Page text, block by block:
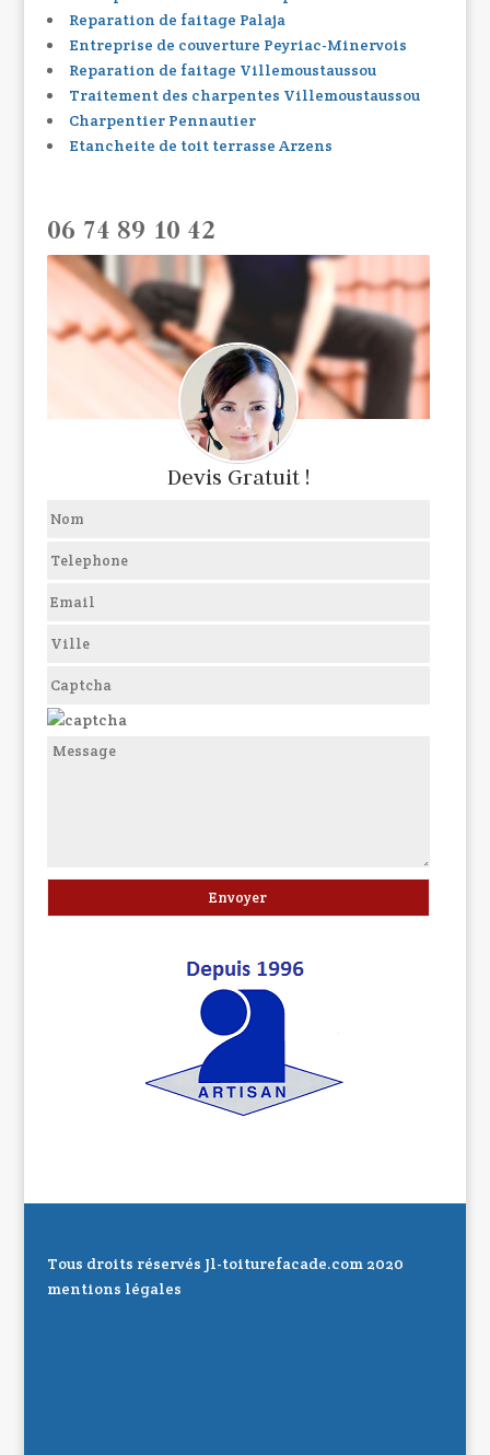
Reparation de faitage Palaja
Entreprise de couverture Peyriac-Minervois
Reparation de faitage Villemoustaussou
Traitement des charpentes Villemoustaussou
Charpentier Pennautier
Etancheite de toit terrasse Arzens
06 74 89 10 42
Devis Gratuit !
Tous droits réservés Jl-toiturefacade.com 2020
mentions légales